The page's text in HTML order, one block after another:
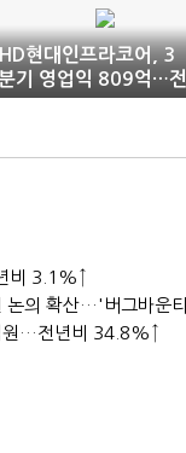
현대인프라코어, 3
기 영업익 809억…전
비 291%↑
비 3.1%↑
원…전년비 34.8%↑